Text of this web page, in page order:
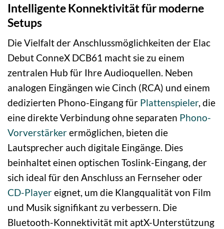
Intelligente Konnektivität für moderne
Setups
Die Vielfalt der Anschlussmöglichkeiten der Elac
Debut ConneX DCB61 macht sie zu einem
zentralen Hub für Ihre Audioquellen. Neben
analogen Eingängen wie Cinch (RCA) und einem
dedizierten Phono-Eingang für Plattenspieler, die
eine direkte Verbindung ohne separaten Phono-
Vorverstärkerermöglichen, bieten die
Lautsprecher auch digitale Eingänge. Dies
beinhaltet einen optischen Toslink-Eingang, der
sich ideal für den Anschluss an Fernseher oder
CD-Playereignet, um die Klangqualität von Film
und Musik signifikant zu verbessern. Die
Bluetooth-Konnektivität mit aptX-Unterstützung